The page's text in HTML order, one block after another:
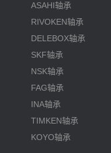
ASAHI轴承
RIVOKEN轴承
DELEBOX轴承
SKF轴承
NSK轴承
FAG轴承
INA轴承
TIMKEN轴承
KOYO轴承